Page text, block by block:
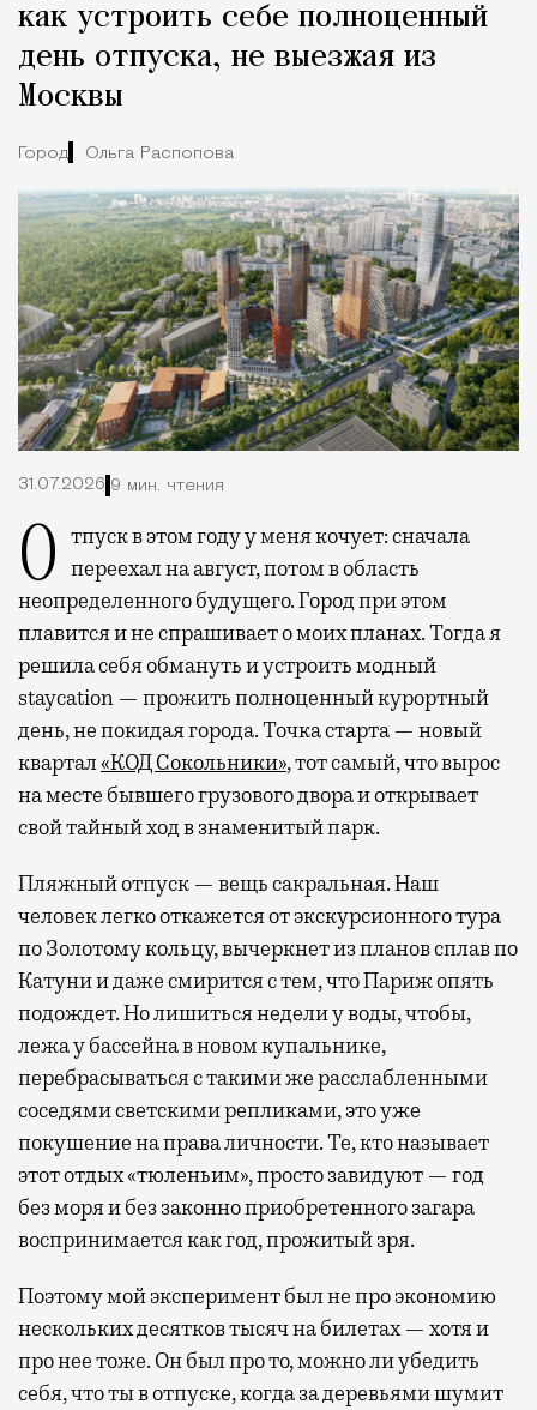
как устроить себе полноценный
день отпуска, не выезжая из
Москвы
Город Ольга Распопова
31.07.2026 9 мин. чтения
Отпуск в этом году у меня кочует: сначала переехал на август, потом в область
неопределенного будущего. Город при этом
плавится и не спрашивает о моих планах. Тогда я
решила себя обмануть и устроить модный
staycation — прожить полноценный курортный
день, не покидая города. Точка старта — новый
квартал«КОД Сокольники», тот самый, что вырос
на месте бывшего грузового двора и открывает
свой тайный ход в знаменитый парк.
Пляжный отпуск — вещь сакральная. Наш
человек легко откажется от экскурсионного тура
по Золотому кольцу, вычеркнет из планов сплав по
Катуни и даже смирится с тем, что Париж опять
подождет. Но лишиться недели у воды, чтобы,
лежа у бассейна в новом купальнике,
перебрасываться с такими же расслабленными
соседями светскими репликами, это уже
покушение на права личности. Те, кто называет
этот отдых «тюленьим», просто завидуют — год
без моря и без законно приобретенного загара
воспринимается как год, прожитый зря.
Поэтому мой эксперимент был не про экономию
нескольких десятков тысяч на билетах — хотя и
про нее тоже. Он был про то, можно ли убедить
себя, что ты в отпуске, когда за деревьями шумит